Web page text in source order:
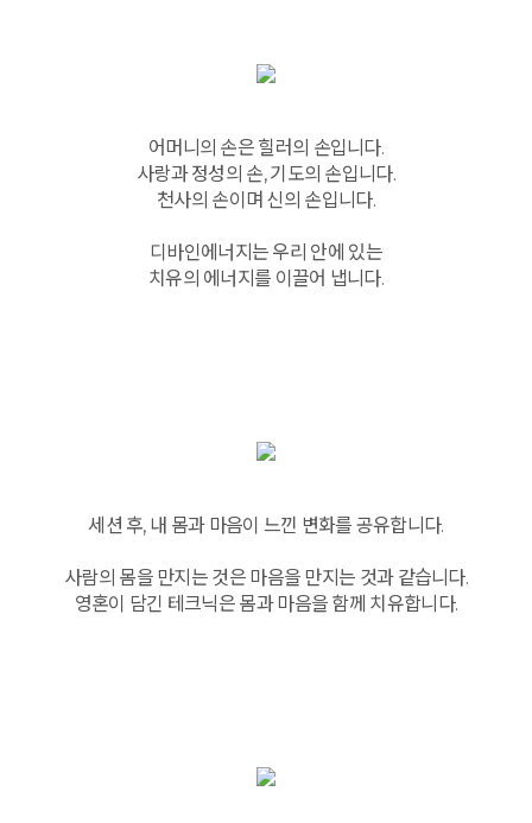
어머니의 손은 힐러의 손입니다.
사랑과 정성의 손, 기도의 손입니다.
천사의 손이며 신의 손입니다.
디바인에너지는 우리 안에 있는
치유의 에너지를 이끌어 냅니다.
세션 후, 내 몸과 마음이 느낀 변화를 공유합니다.
사람의 몸을 만지는 것은 마음을 만지는 것과 같습니다.
영혼이 담긴 테크닉은 몸과 마음을 함께 치유합니다.